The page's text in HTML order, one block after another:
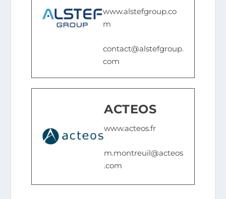
www.alstefgroup.co
m
contact@alstefgroup.
com
ACTEOS
www.acteos.fr
m.montreuil@acteos
.com